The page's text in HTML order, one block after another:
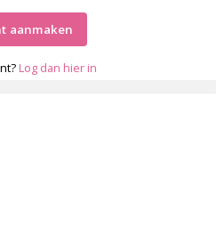
aanmaken
Log dan hier in